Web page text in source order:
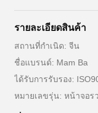
รายละเอียดสินค้า
สถานที่กำเนิด: จีน
ชื่อแบรนด์: Mam Ba
ได้รับการรับรอง:
หมายเลขรุ่น: หน้าจอร